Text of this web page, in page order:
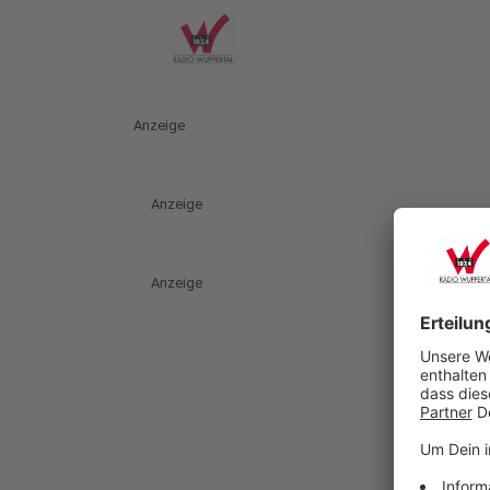
Anzeige
Anzeige
Anzeige